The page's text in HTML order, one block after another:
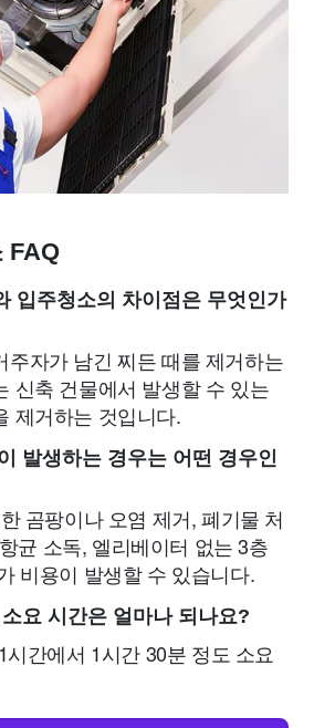
FAQ
입주청소의 차이점은 무엇인가
주자가 남긴 찌든 때를 제거하는
신축 건물에서 발생할 수 있는
제거하는 것입니다.
발생하는 경우는 어떤 경우인
곰팡이나 오염 제거, 폐기물 처
균 소독, 엘리베이터 없는 3층
비용이 발생할 수 있습니다.
요 시간은 얼마나 되나요?
간에서 1시간 30분 정도 소요